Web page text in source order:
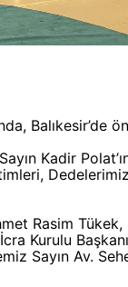
Balıkesir’de
Kadir
Rasim Tükek,
Kurulu
Sayın Av.